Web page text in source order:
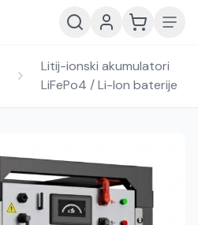
Litij-ionski akumulatori
LiFePo4 / Li-Ion baterije